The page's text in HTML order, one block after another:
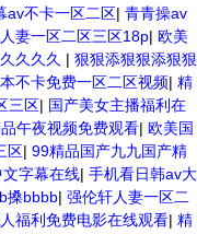
av不卡一区二区| 青青操av
妻一区二区三区18p| 欧美
久久久 | 狠狠添狠狠添狠狠
不卡免费一区二区视频| 精
三区| 国产美女主播福利在
午夜视频免费观看| 欧美国
区| 99精品国产九九国产精
字幕在线| 手机看日韩av大
搡bbbb| 强伦轩人妻一区二
福利免费电影在线观看| 精